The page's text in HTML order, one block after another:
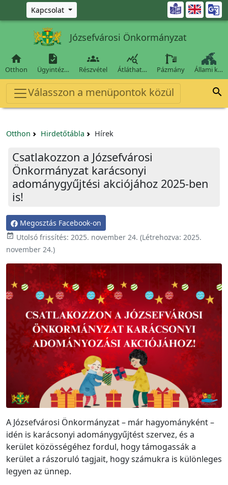
Ugrás a fő tartalomra
Kapcsolat 
Józsefvárosi Önkormányzat

Otthon

Ügyintéz…

Részvétel

Átláthat… Pázmány Állami k…
Válasszon a menüpontok közül 
Otthon Hirdetőtábla Hírek
Csatlakozzon a Józsefvárosi
Önkormányzat karácsonyi
adománygyűjtési akciójához 2025-ben
is!
Megosztás Facebook-on
 Utolsó frissítés: 2025. november 24. (Létrehozva: 2025.
november 24.)
A Józsefvárosi Önkormányzat – már hagyományként –
idén is karácsonyi adománygyűjtést szervez, és a
kerület közösségéhez fordul, hogy támogassák a
kerület a rászoruló tagjait, hogy számukra is különleges
legyen az ünnep.